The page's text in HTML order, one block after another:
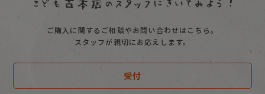
ご購入に関するご相談やお問い合わせはこちら。
スタッフが親切にお応えします。
受付